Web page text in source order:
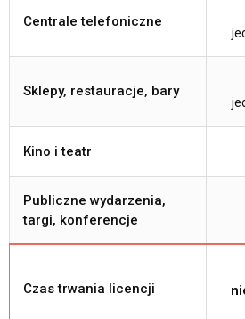
Centrale telefoniczne
Sklepy, restauracje, bary
Kino i teatr
Publiczne wydarzenia,
targi, konferencje
Czas trwania licencji